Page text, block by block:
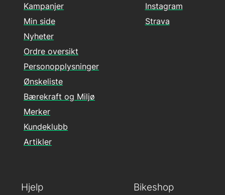
Instagram
Strava
Hjelp
Kampanjer
Min side
Nyheter
Ordre oversikt
Personopplysninger
Ønskeliste
Bærekraft og Miljø
Merker
Kundeklubb
Artikler
Bikeshop